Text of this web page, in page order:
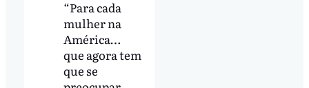
“Para cada
mulher na
América…
que agora tem
que se